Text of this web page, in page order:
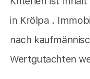
in Krölpa .
nach
Wertgutachten